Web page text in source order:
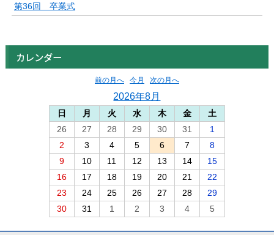
第36回 卒業式
カレンダー
前の月へ 今月 次の月へ
2026年8月
日 月 火 水 木 金
土
26
27 28 29 30 31
1
2
3 4 5 6 7
8
9
10 11 12 13 14
15
16
17 18 19 20 21
22
23
24 25 26 27 28
29
30
31 1 2 3 4 5